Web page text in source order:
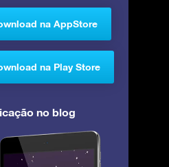
na AppStore
na Play Store
no blog